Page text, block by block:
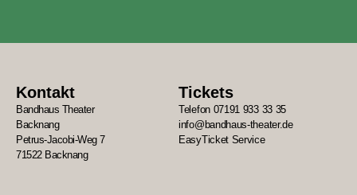
Kontakt
Bandhaus Theater
Backnang
Petrus-Jacobi-Weg 7
71522 Backnang
Tickets
Telefon 07191 933 33 35
info@bandhaus-theater.de
EasyTicket Service